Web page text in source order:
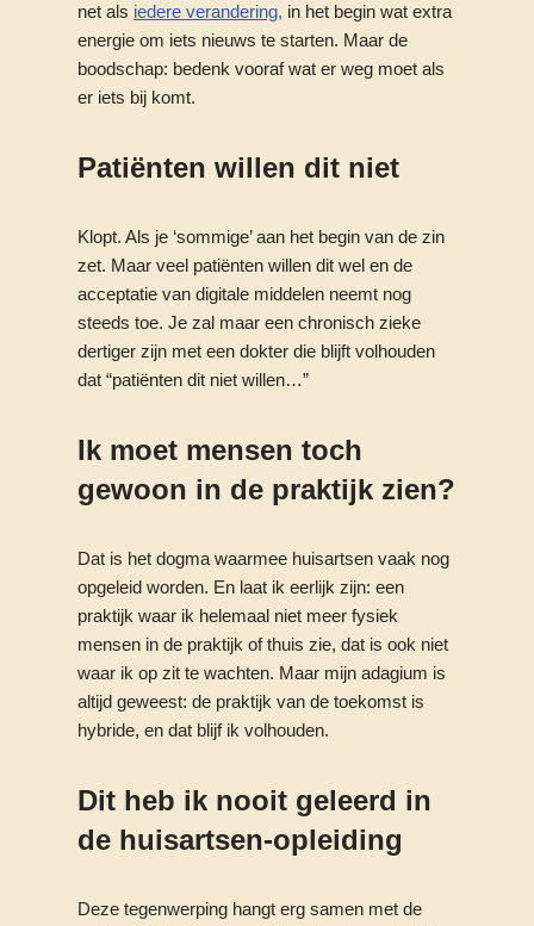
net als iedere verandering, in het begin wat extra
energie om iets nieuws te starten. Maar de
boodschap: bedenk vooraf wat er weg moet als
er iets bij komt.
Patiënten willen dit niet
Klopt. Als je ‘sommige’ aan het begin van de zin
zet. Maar veel patiënten willen dit wel en de
acceptatie van digitale middelen neemt nog
steeds toe. Je zal maar een chronisch zieke
dertiger zijn met een dokter die blijft volhouden
dat “patiënten dit niet willen…”
Ik moet mensen toch
gewoon in de praktijk zien?
Dat is het dogma waarmee huisartsen vaak nog
opgeleid worden. En laat ik eerlijk zijn: een
praktijk waar ik helemaal niet meer fysiek
mensen in de praktijk of thuis zie, dat is ook niet
waar ik op zit te wachten. Maar mijn adagium is
altijd geweest: de praktijk van de toekomst is
hybride, en dat blijf ik volhouden.
Dit heb ik nooit geleerd in
de huisartsen-opleiding
Deze tegenwerping hangt erg samen met de